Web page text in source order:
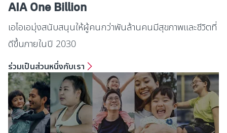
AIA One Billion
เอไอเอมุ่งสนับสนุนให้ผู้คนกว่าพันล้านคนมีสุขภาพและชีวิตที่
ดีขึ้นภายในปี 2030
ร่วมเป็นส่วนหนึ่งกับเรา